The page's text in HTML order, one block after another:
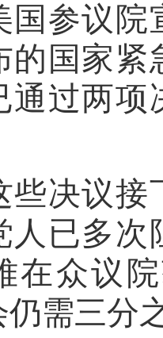
国参议院
的国家紧
通过两项
些决议接
人已多
在众议
仍需三分